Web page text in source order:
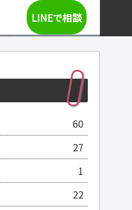
LINEで相談
60
27
1
22